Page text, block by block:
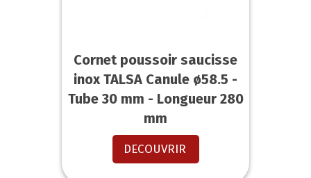
Cornet poussoir saucisse
inox TALSA Canule ø58.5 -
Tube 30 mm - Longueur 280
mm
DECOUVRIR